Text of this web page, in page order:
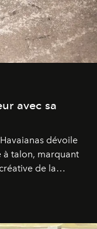
avec sa
dévoile
à talon, marquant
de la